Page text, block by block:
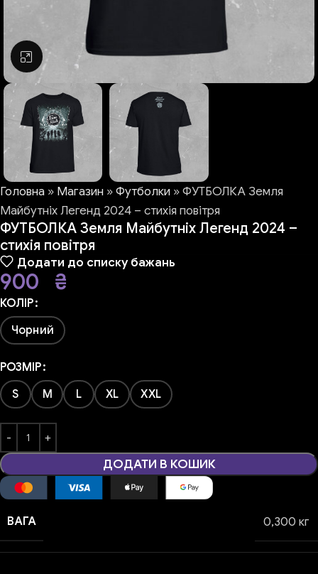
Натисніть, щоб збільшити
Головна » Магазин »Футболки »ФУТБОЛКА Земля
Майбутніх Легенд 2024 – стихія повітря
ФУТБОЛКА Земля Майбутніх Легенд 2024 –
стихія повітря
Додати до списку бажань
900 ₴
КОЛІР
Чорний
РОЗМІР
S
M L XL XXL
ДОДАТИ В КОШИК
ВАГА 0,300 кг